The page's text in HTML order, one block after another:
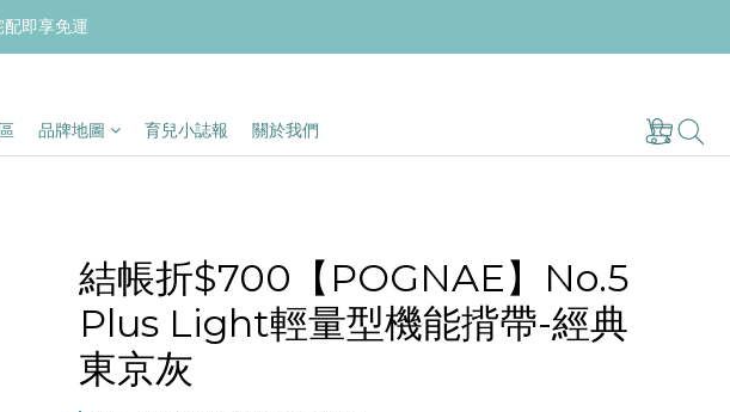
即享免運
品牌地圖 育兒小誌報 關於我們
結帳折$700【POGNAE】No.5
Plus Light輕量型機能揹帶-經典
東京灰